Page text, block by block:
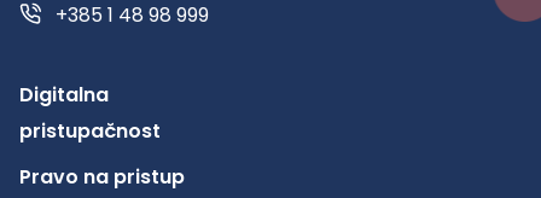
+385 1 48 98 999
Digitalna
pristupačnost
Pravo na pristup